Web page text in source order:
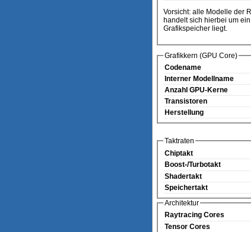
Vorsicht: alle Modelle der
handelt sich hierbei um
Grafikspeicher liegt.
Grafikkern (GPU Core)
Codename
Interner Modellname
Anzahl GPU-Kerne
Transistoren
Herstellung
Taktraten
Chiptakt
Boost-/Turbotakt
Shadertakt
Speichertakt
Architektur
Raytracing Cores
Tensor Cores